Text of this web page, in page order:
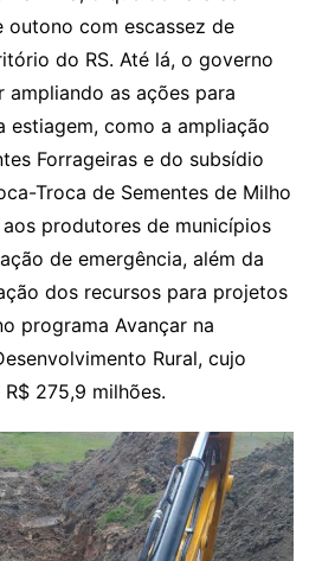
outono com escassez de
do RS. Até lá, o governo
ampliando as ações para
estiagem, como a ampliação
Forrageiras e do subsídio
Troca de Sementes de Milho
produtores de municípios
de emergência, além da
dos recursos para projetos
programa Avançar na
Rural, cujo
275,9 milhões.